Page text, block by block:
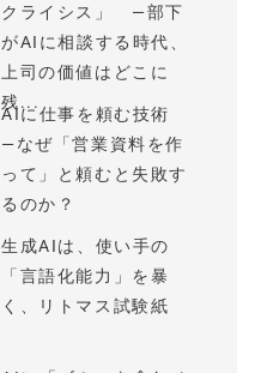
クライシス」 —部下
がAIに相談する時代、
上司の価値はどこに
残...
AIに仕事を頼む技術
—なぜ「営業資料を作
って」と頼むと失敗す
るのか？
生成AIは、使い手の
「言語化能力」を暴
く、リトマス試験紙